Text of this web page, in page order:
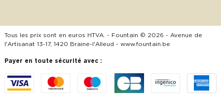
Tous les prix sont en euros HTVA. - Fountain © 2026 - Avenue de
l'Artisanat 13-17, 1420 Braine-l'Alleud - www.fountain.be
Payer en toute sécurité avec :